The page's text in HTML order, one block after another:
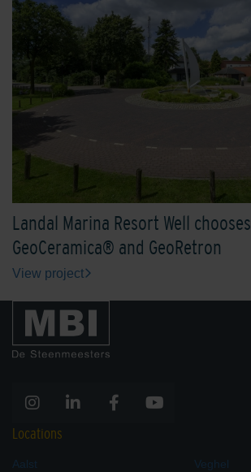
Landal Marina Resort Well chooses
GeoCeramica® and GeoRetron
View project
Locations
Aalst Veghel